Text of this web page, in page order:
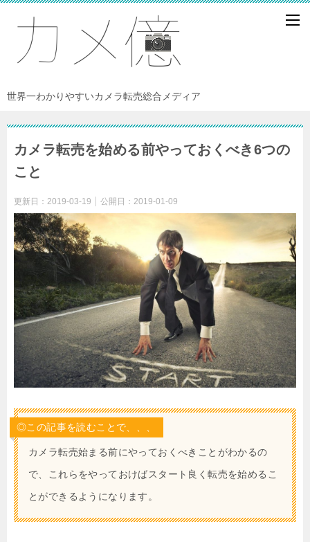
世界一わかりやすいカメラ転売総合メディア
カメラ転売を始める前やっておくべき6つの
こと
更新日： 2019-03-19 公開日： 2019-01-09
◎この記事を読むことで、、、
カメラ転売始まる前にやっておくべきことがわかるの
で、これらをやっておけばスタート良く転売を始めるこ
とができるようになります。